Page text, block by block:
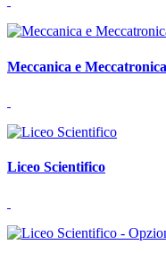
Meccanica e Meccatronica
Liceo Scientifico